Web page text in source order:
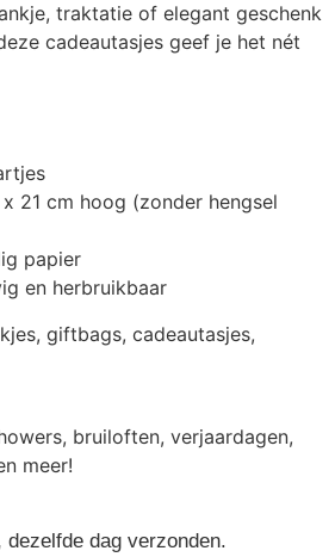
traktatie of elegant geschenk
cadeautasjes geef je het nét
21 cm hoog (zonder hengsel
papier
en herbruikbaar
giftbags, cadeautasjes,
bruiloften, verjaardagen,
meer!
dezelfde dag verzonden.